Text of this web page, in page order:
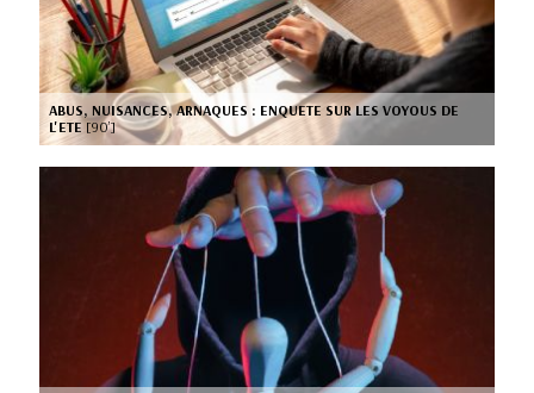
ABUS, NUISANCES, ARNAQUES : ENQUETE SUR LES VOYOUS DE
L'ETE[90’]